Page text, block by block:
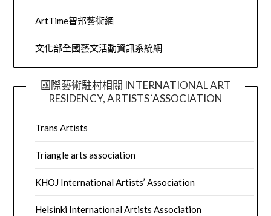
ArtTime智邦藝術網
文化部全國藝文活動資訊系統網
國際藝術駐村相關 INTERNATIONAL ART
RESIDENCY, ARTISTS´ASSOCIATION
Trans Artists
Triangle arts association
KHOJ International Artists’ Association
Helsinki International Artists Association